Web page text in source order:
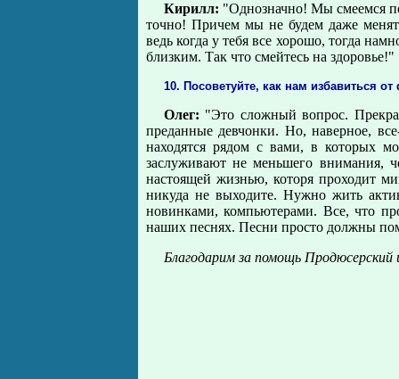
Кирилл: "Однозначно! Мы смеемся
точно! Причем мы не будем даже
ведь когда у тебя все хорошо, тогда
близким. Так что смейтесь на здоровье!"
10. Посоветуйте, как нам избавиться
Олег: "Это сложный вопрос.
преданные девчонки. Но, наверное,
находятся рядом с вами, в которых
заслуживают не меньшего
настоящей жизнью, которя проходит
никуда не выходите. Нужно жить
новинками, компьютерами. Все, что
наших песнях. Песни просто должны
Благодарим за помощь